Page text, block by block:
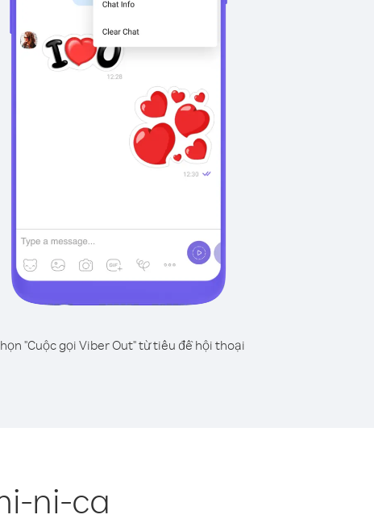
"Cuộc gọi Viber Out" từ tiêu đề hội thoại
ni-ca